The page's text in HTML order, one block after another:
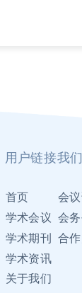
用户链接
首页
学术会议
学术期刊
学术资讯
关于我们
我
会
会
合